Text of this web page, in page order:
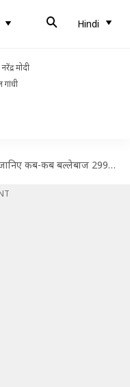
Hindi
नरेंद्र मोदी
गांधी
बल्लेबाज 299 और 199 रन के व्यक्तिगत स्कोर पर नाबाद रहे